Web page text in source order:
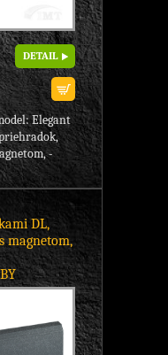
DETAIL
Elegant
-
DL,
magnetom,